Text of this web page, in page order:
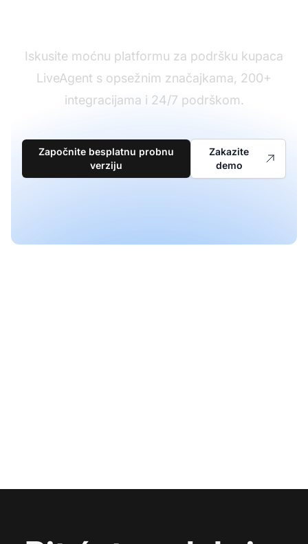
Iskusite moćnu platformu za podršku kupaca
LiveAgent s opsežnim značajkama, 200+
integracijama i 24/7 podrškom.
Započnite besplatnu probnu
verziju
Zakazite
demo